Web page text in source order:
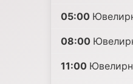
05:00
08:00
11:00